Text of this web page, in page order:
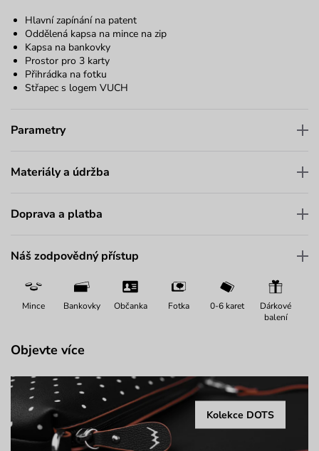
Hlavní zapínání na patent
Oddělená kapsa na mince na zip
Kapsa na bankovky
Prostor pro 3 karty
Přihrádka na fotku
Střapec s logem VUCH
Parametry
Materiály a údržba
Doprava a platba
Náš zodpovědný přístup
Mince Bankovky Občanka Fotka 0-6 karet
Dárkové
balení
Objevte více
Kolekce DOTS